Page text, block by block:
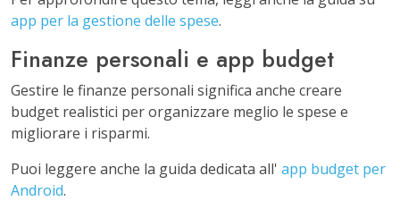
app per la gestione delle spese.
Finanze personali e app budget
Gestire le finanze personali significa anche creare
budget realistici per organizzare meglio le spese e
migliorare i risparmi.
Puoi leggere anche la guida dedicata all' app budget per
Android.